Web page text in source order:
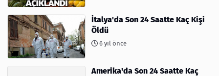
İtalya'da Son 24 Saatte Kaç Kişi
Öldü
6 yıl önce
Amerika'da Son 24 Saatte Kaç